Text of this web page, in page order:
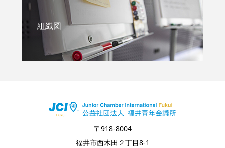
組織図
〒918-8004
福井市西木田２丁目8-1